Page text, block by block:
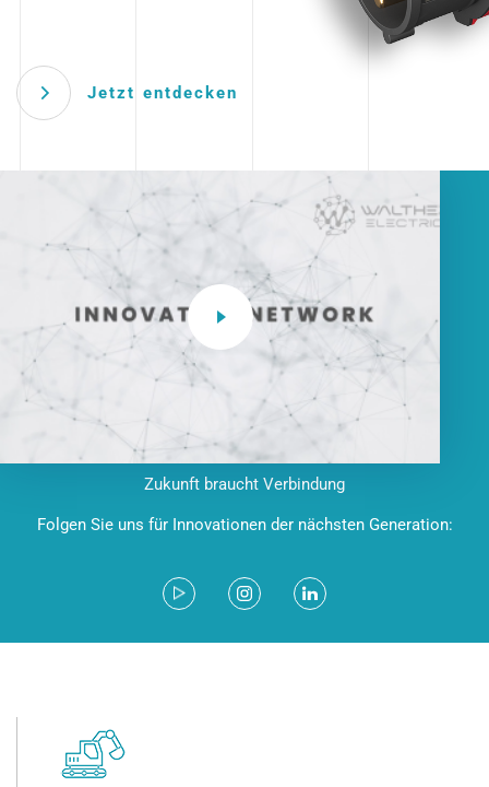
Jetzt entdecken
Zukunft braucht Verbindung
Folgen Sie uns für Innovationen der nächsten Generation: